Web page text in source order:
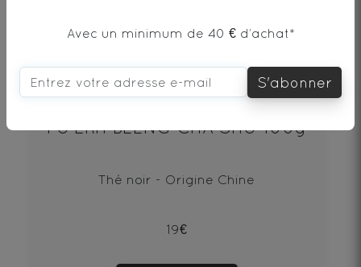
PU‘ERH BEENG CHA SHU 100g
Thé noir - Origine Chine
19€
Avec un minimum de 40 € d’achat*
S'abonner